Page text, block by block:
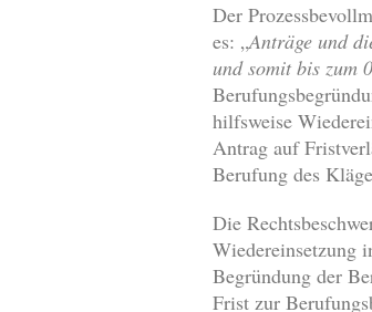
Der
es: „Anträge und
und somit bis zum
hilfsweise
Antrag auf
Berufung des
Die
Wiedereinsetzung
Begründung der
Frist zur